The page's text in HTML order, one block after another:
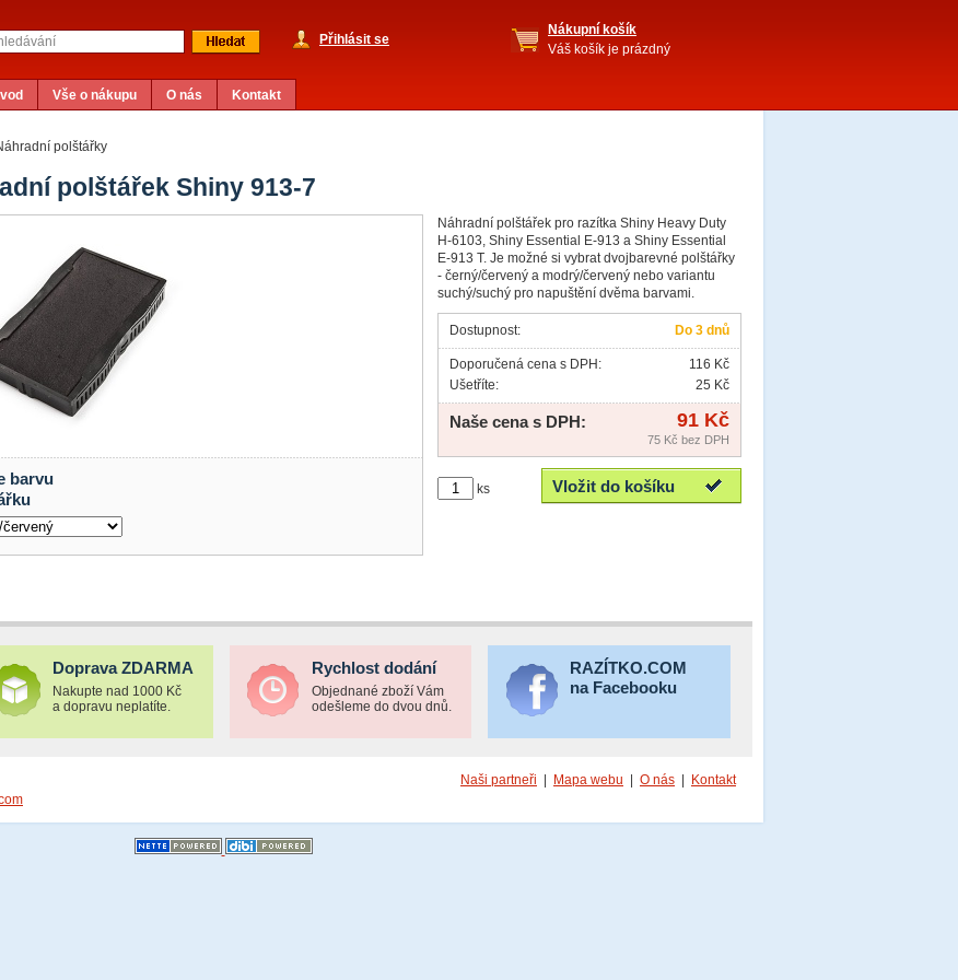
Přihlásit se
Nákupní košík
Váš košík je prázdný
Vše o nákupu O nás Kontakt
polštářky
polštářek Shiny 913-7
barvu
Náhradní polštářek pro razítka Shiny Heavy Duty
H-6103, Shiny Essential E-913 a Shiny Essential
E-913 T. Je možné si vybrat dvojbarevné polštářky
- černý/červený a modrý/červený nebo variantu
suchý/suchý pro napuštění dvěma barvami.
Dostupnost: Do 3 dnů
Doporučená cena s DPH:
116 Kč
Ušetříte:
25 Kč
Naše cena s DPH: 91 Kč
75 Kč bez DPH
ks
Doprava ZDARMA
Nakupte nad 1000 Kč
a dopravu neplatíte.
Rychlost dodání
Objednané zboží Vám
odešleme do dvou dnů.
RAZÍTKO.COM
na Facebooku
Naši partneři Mapa webu O nás Kontakt